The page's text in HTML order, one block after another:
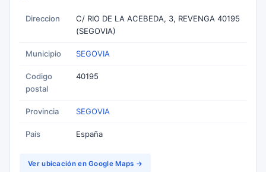
Direccion
C/ RIO DE LA ACEBEDA, 3, REVENGA 40195
(SEGOVIA)
Municipio SEGOVIA
Codigo
postal
40195
Provincia SEGOVIA
Pais España
Ver ubicación en Google Maps →